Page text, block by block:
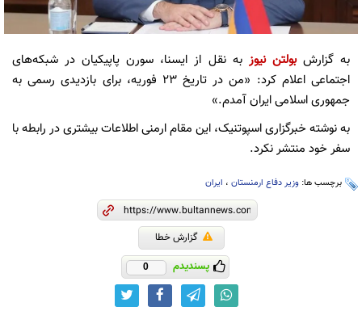
به گزارشبولتن نیوز به نقل از ایسنا، سورن پاپیکیان در شبکه‌های
اجتماعی اعلام کرد: «من در تاریخ ۲۳ فوریه، برای بازدیدی رسمی به
جمهوری اسلامی ایران آمدم.»
به نوشته خبرگزاری اسپوتنیک، این مقام ارمنی اطلاعات بیشتری در رابطه با
سفر خود منتشر نکرد.
برچسب ها: وزیر دفاع ارمنستان ، ایران
گزارش خطا
پسندیدم 0